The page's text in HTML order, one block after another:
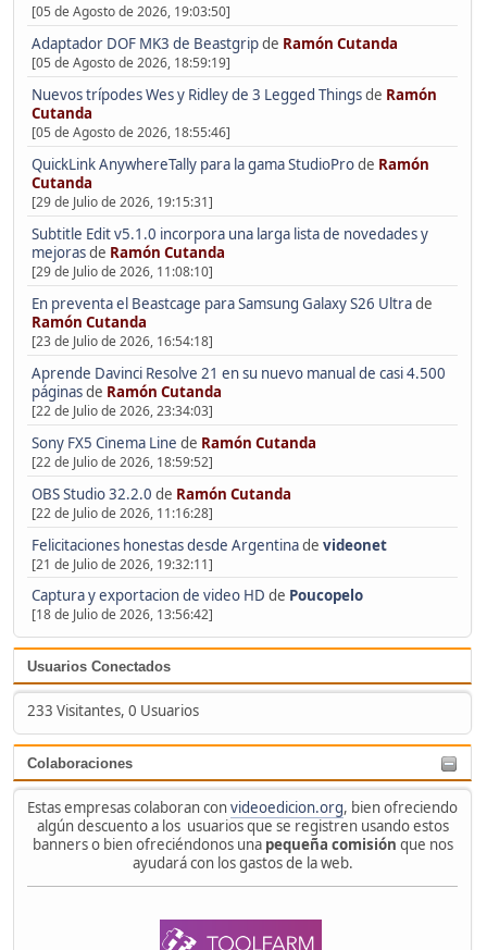
[05 de Agosto de 2026, 19:03:50]
Adaptador DOF MK3 de Beastgripde Ramón Cutanda
[05 de Agosto de 2026, 18:59:19]
Nuevos trípodes Wes y Ridley de 3 Legged Thingsde Ramón
Cutanda
[05 de Agosto de 2026, 18:55:46]
QuickLink AnywhereTally para la gama StudioProde Ramón
Cutanda
[29 de Julio de 2026, 19:15:31]
Subtitle Edit v5.1.0 incorpora una larga lista de novedades y
mejorasde Ramón Cutanda
[29 de Julio de 2026, 11:08:10]
En preventa el Beastcage para Samsung Galaxy S26 Ultrade
Ramón Cutanda
[23 de Julio de 2026, 16:54:18]
Aprende Davinci Resolve 21 en su nuevo manual de casi 4.500
páginasde Ramón Cutanda
[22 de Julio de 2026, 23:34:03]
Sony FX5 Cinema Line de Ramón Cutanda
[22 de Julio de 2026, 18:59:52]
OBS Studio 32.2.0 de Ramón Cutanda
[22 de Julio de 2026, 11:16:28]
Felicitaciones honestas desde Argentinade videonet
[21 de Julio de 2026, 19:32:11]
Captura y exportacion de video HD de Poucopelo
[18 de Julio de 2026, 13:56:42]
Usuarios Conectados
233 Visitantes, 0 Usuarios
Colaboraciones
Estas empresas colaboran convideoedicion.org, bien ofreciendo
algún descuento a los usuarios que se registren usando estos
banners o bien ofreciéndonos una pequeña comisión que nos
ayudará con los gastos de la web.